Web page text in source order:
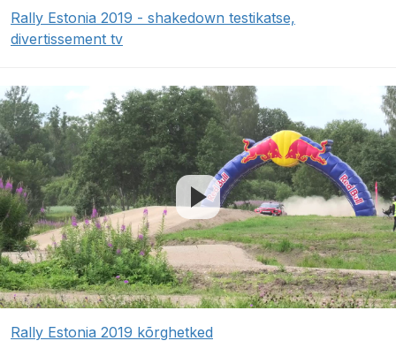
Rally Estonia 2019 - shakedown testikatse,
divertissement tv
Rally Estonia 2019 kõrghetked